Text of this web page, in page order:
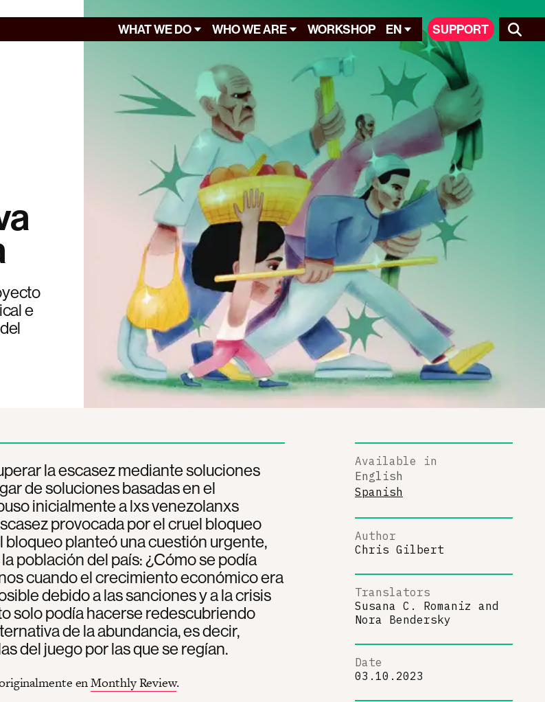
WHAT WE DO WHO WE ARE WORKSHOP EN SUPPORT
e
la escasez mediante soluciones
de soluciones basadas en el
inicialmente a lxs venezolanxs
provocada por el cruel bloqueo
bloqueo planteó una cuestión urgente,
población del país: ¿Cómo se podía
cuando el crecimiento económico era
debido a las sanciones y a la crisis
solo podía hacerse redescubriendo
de la abundancia, es decir,
del juego por las que se regían.
enMonthly Review.
Available in
English
Spanish
Author
Chris Gilbert
Translators
Susana C. Romaniz and
Nora Bendersky
Date
03.10.2023